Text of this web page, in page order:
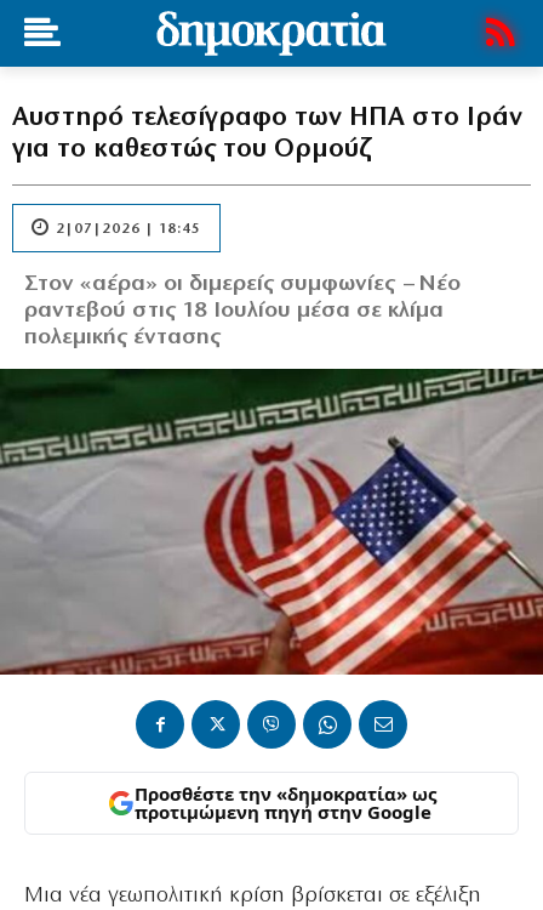
Αυστηρό τελεσίγραφο των ΗΠΑ στο Ιράν
για το καθεστώς του Ορμούζ
2|07|2026 | 18:45
Στον «αέρα» οι διμερείς συμφωνίες – Νέο
ραντεβού στις 18 Ιουλίου μέσα σε κλίμα
πολεμικής έντασης
Προσθέστε την «δημοκρατία» ως
προτιμώμενη πηγή στην Google
Μια νέα γεωπολιτική κρίση βρίσκεται σε εξέλιξη